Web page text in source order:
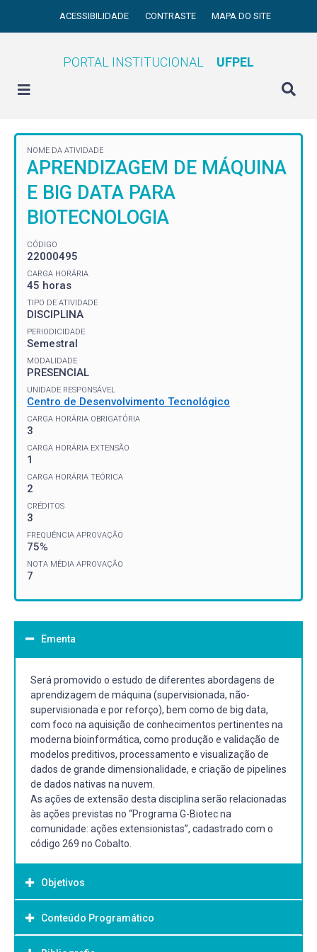
ACESSIBILIDADE CONTRASTE MAPA DO SITE
PORTAL INSTITUCIONAL UFPEL
NOME DA ATIVIDADE
APRENDIZAGEM DE MÁQUINA
E BIG DATA PARA
BIOTECNOLOGIA
CÓDIGO
22000495
CARGA HORÁRIA
45 horas
TIPO DE ATIVIDADE
DISCIPLINA
PERIODICIDADE
Semestral
MODALIDADE
PRESENCIAL
UNIDADE RESPONSÁVEL
Centro de Desenvolvimento Tecnológico
CARGA HORÁRIA OBRIGATÓRIA
3
CARGA HORÁRIA EXTENSÃO
1
CARGA HORÁRIA TEÓRICA
2
CRÉDITOS
3
FREQUÊNCIA APROVAÇÃO
75%
NOTA MÉDIA APROVAÇÃO
7
Ementa
Será promovido o estudo de diferentes abordagens de
aprendizagem de máquina (supervisionada, não-
supervisionada e por reforço), bem como de big data,
com foco na aquisição de conhecimentos pertinentes na
moderna bioinformática, como produção e validação de
modelos preditivos, processamento e visualização de
dados de grande dimensionalidade, e criação de pipelines
de dados nativas na nuvem.
As ações de extensão desta disciplina serão relacionadas
às ações previstas no “Programa G-Biotec na
comunidade: ações extensionistas”, cadastrado com o
código 269 no Cobalto.
Objetivos
Objetivo Geral:
Gerais:
Conteúdo Programático